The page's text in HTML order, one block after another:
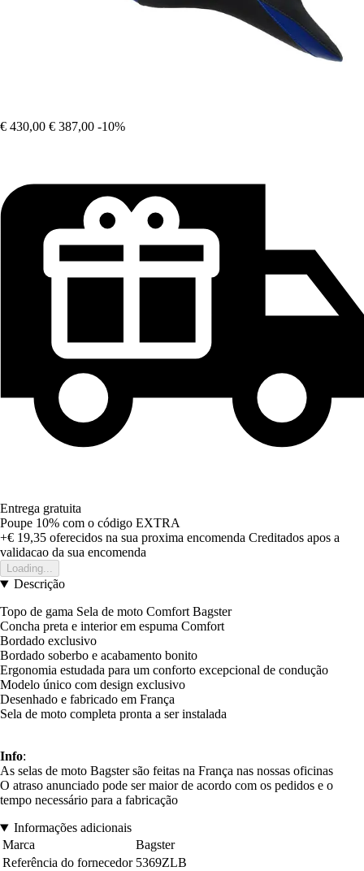
€ 430,00 € 387,00 -10%
Entrega gratuita
Poupe 10% com o código EXTRA
+€ 19,35 oferecidos na sua proxima encomenda Creditados apos a
validacao da sua encomenda
Loading...
Descrição
Topo de gama Sela de moto Comfort Bagster
Concha preta e interior em espuma Comfort
Bordado exclusivo
Bordado soberbo e acabamento bonito
Ergonomia estudada para um conforto excepcional de condução
Modelo único com design exclusivo
Desenhado e fabricado em França
Sela de moto completa pronta a ser instalada
Info:
As selas de moto Bagster são feitas na França nas nossas oficinas
O atraso anunciado pode ser maior de acordo com os pedidos e o
tempo necessário para a fabricação
Informações adicionais
Marca
Bagster
Referência do fornecedor 5369ZLB